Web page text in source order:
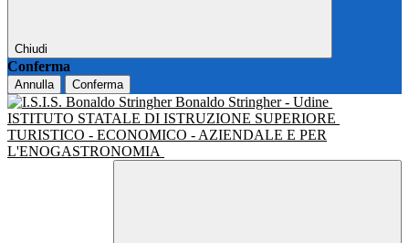
Chiudi
Conferma
Annulla Conferma
Bonaldo Stringher - Udine
ISTITUTO STATALE DI ISTRUZIONE SUPERIORE
TURISTICO - ECONOMICO - AZIENDALE E PER
L'ENOGASTRONOMIA